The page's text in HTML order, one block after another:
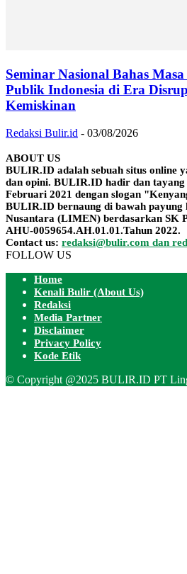
Seminar Nasional Bahas
Publik Indonesia di Era
Kemiskinan
Redaksi Bulir.id - 03/08/2026
ABOUT US
BULIR.ID adalah sebuah situs online
dan opini. BULIR.ID hadir dan
Februari 2021 dengan slogan
BULIR.ID bernaung di bawah payung
Nusantara (LIMEN) berdasarkan SK
AHU-0059654.AH.01.01.Tahun 2022.
Contact us: redaksi@bulir.com dan
FOLLOW US
Home
Kenali Bulir (About Us)
Redaksi
Media Partner
Disclaimer
Privacy Policy
Kode Etik
© Copyright @2025 BULIR.ID PT